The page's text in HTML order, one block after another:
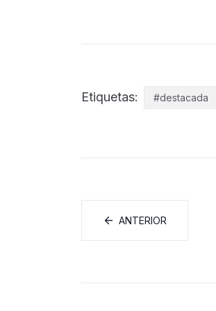
Etiquetas: #destacada
ANTERIOR